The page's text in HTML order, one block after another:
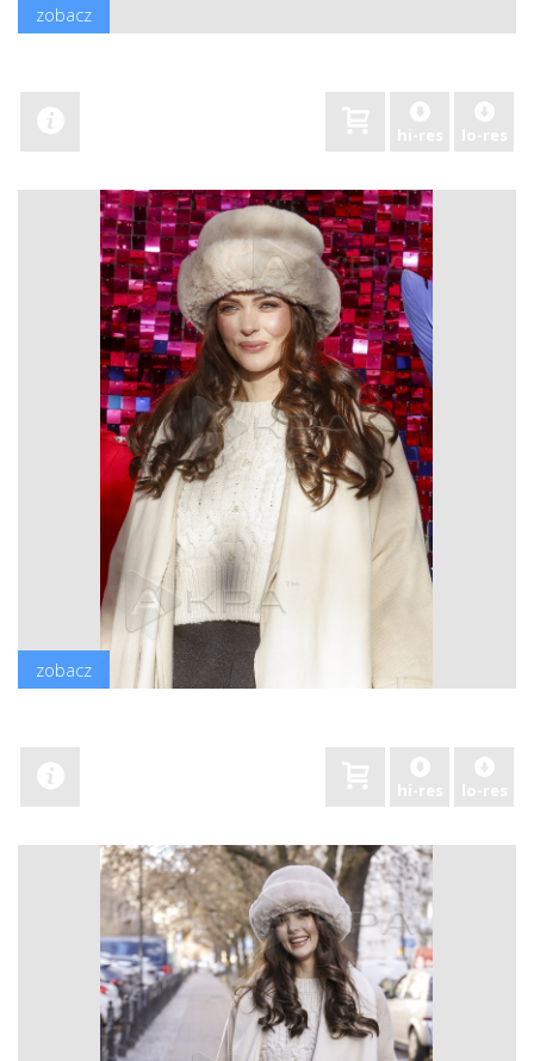
zobacz
hi-res lo-res
zobacz
hi-res lo-res